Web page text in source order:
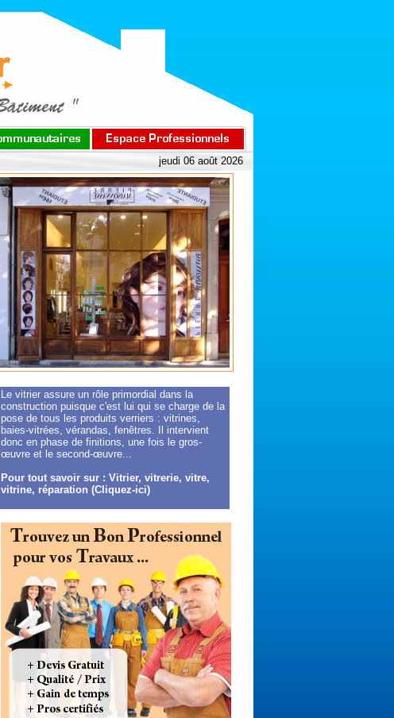
jeudi 06 août 2026
Le vitrier assure un rôle primordial dans la
construction puisque c'est lui qui se charge de la
pose de tous les produits verriers : vitrines,
baies-vitrées, vérandas, fenêtres. Il intervient
donc en phase de finitions, une fois le gros-
œuvre et le second-œuvre...
Pour tout savoir sur : Vitrier, vitrerie, vitre,
vitrine, réparation (Cliquez-ici)